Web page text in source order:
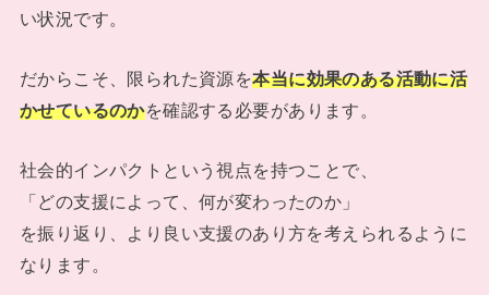
い状況です。
だからこそ、限られた資源を本当に効果のある活動に活
かせているのかを確認する必要があります。
社会的インパクトという視点を持つことで、
「どの支援によって、何が変わったのか」
を振り返り、より良い支援のあり方を考えられるように
なります。